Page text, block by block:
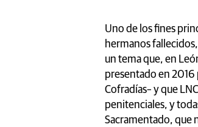
Uno de los fines
hermanos
un tema que, en
presentado en 2016
Cofradías– y que
penitenciales, y
Sacramentado, que